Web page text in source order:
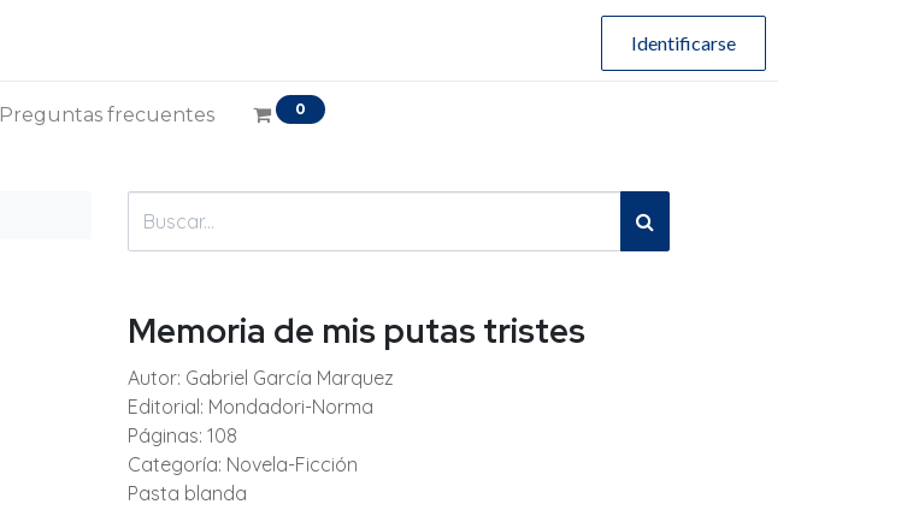
Identificarse
Preguntas frecuentes 0
Memoria de mis putas tristes
Autor: Gabriel García Marquez
Editorial: Mondadori-Norma
Páginas: 108
Categoría: Novela-Ficción
Pasta blanda